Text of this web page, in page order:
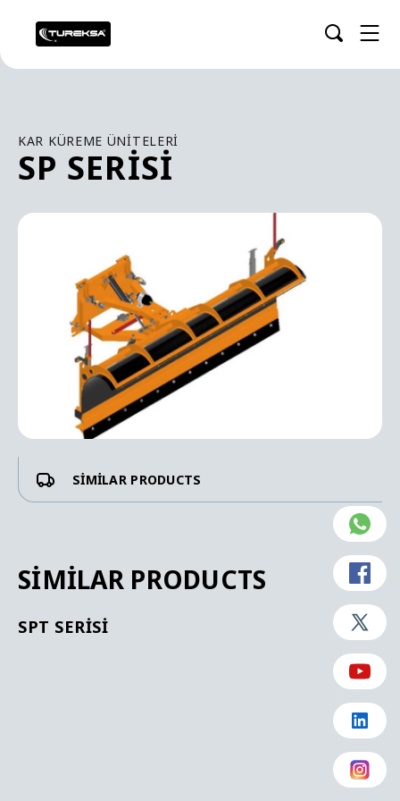
KAR KÜREME ÜNITELERI
SP SERISI
SIMILAR PRODUCTS
SIMILAR PRODUCTS
SPT SERISI